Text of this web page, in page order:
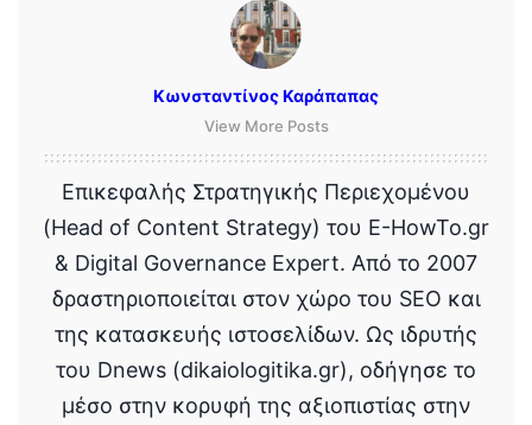
Κωνσταντίνος Καράπαπας
View More Posts
Επικεφαλής Στρατηγικής Περιεχομένου
(Head of Content Strategy) του E-HowTo.gr
& Digital Governance Expert. Από το 2007
δραστηριοποιείται στον χώρο του SEO και
της κατασκευής ιστοσελίδων. Ως ιδρυτής
του Dnews (dikaiologitika.gr), οδήγησε το
μέσο στην κορυφή της αξιοπιστίας στην